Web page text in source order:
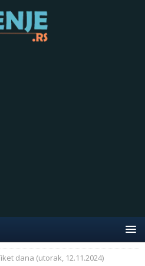
dana (utorak, 12.11.2024)